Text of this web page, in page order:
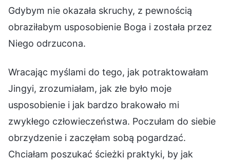
Gdybym nie okazała skruchy, z pewnością
obraziłabym usposobienie Boga i została przez
Niego odrzucona.
Wracając myślami do tego, jak potraktowałam
Jingyi, zrozumiałam, jak złe było moje
usposobienie i jak bardzo brakowało mi
zwykłego człowieczeństwa. Poczułam do siebie
obrzydzenie i zaczęłam sobą pogardzać.
Chciałam poszukać ścieżki praktyki, by jak